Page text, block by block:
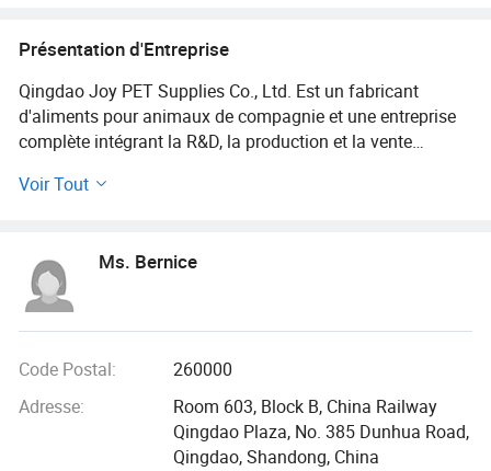
Présentation d'Entreprise
Qingdao Joy PET Supplies Co., Ltd. Est un fabricant
d'aliments pour animaux de compagnie et une entreprise
complète intégrant la R&D, la production et la vente
fournitures. En tant qu'exportateur professionnel de
d'approvisionnement concurrentielle, offrant des produits
tels que la litière pour chats et la nourriture pour animaux
de compagnie.
Notre groupe, fondé en 2009, est situé à Qingdao, une belle
fabricant chinois d'aliments lyophilisés pour animaux de
compagnie, nous avons pris de l'expansion au fil des ans
Voir Tout
Ms. Bernice
Code Postal:
260000
Adresse:
Room 603, Block B, China Railway
Qingdao Plaza, No. 385 Dunhua Road,
Qingdao, Shandong, China